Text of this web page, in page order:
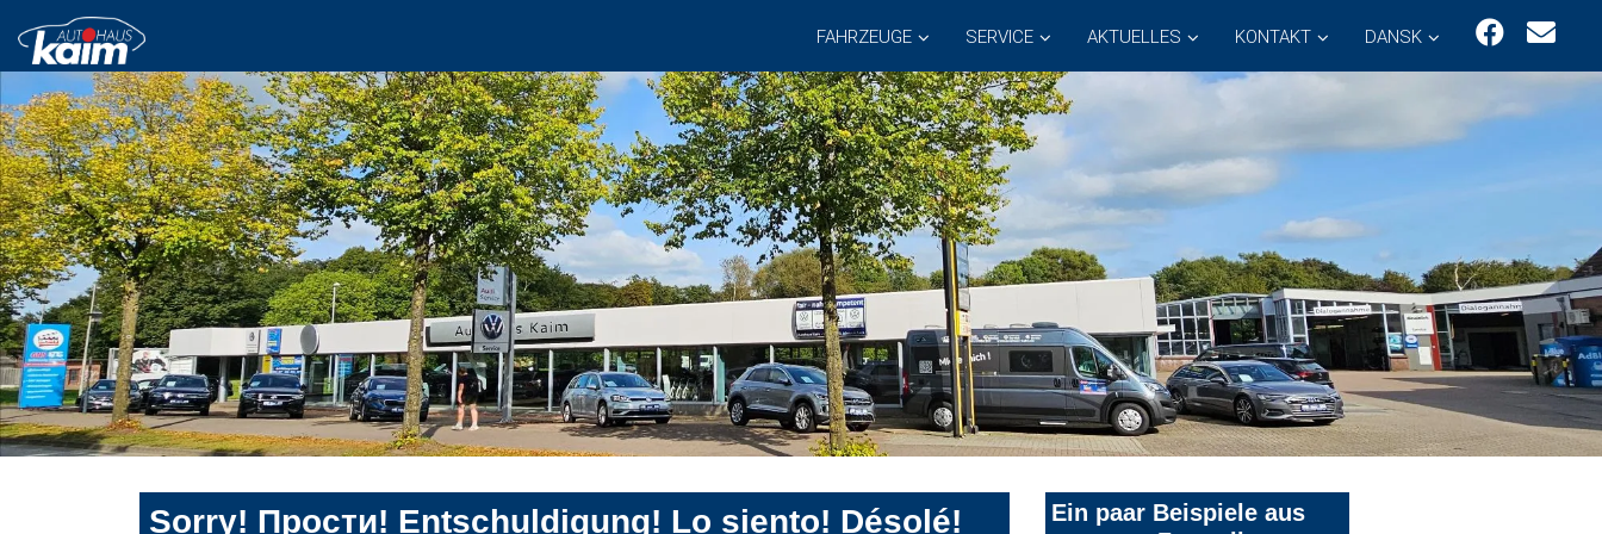
FAHRZEUGE SERVICE AKTUELLES KONTAKT DANSK
Sorry! Прости! Entschuldigung! Lo siento! Désolé!
Ein paar Beispiele aus